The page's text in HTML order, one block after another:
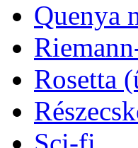
Quenya
Rosetta